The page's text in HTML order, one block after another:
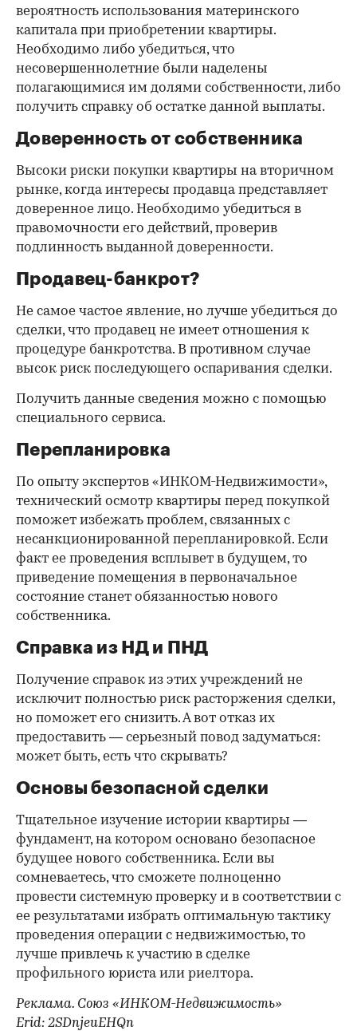
вероятность использования материнского
капитала при приобретении квартиры.
Необходимо либо убедиться, что
несовершеннолетние были наделены
полагающимися им долями собственности, либо
получить справку об остатке данной выплаты.
Доверенность от собственника
Высоки риски покупки квартиры на вторичном
рынке, когда интересы продавца представляет
доверенное лицо. Необходимо убедиться в
правомочности его действий, проверив
подлинность выданной доверенности.
Продавец-банкрот?
Не самое частое явление, но лучше убедиться до
сделки, что продавец не имеет отношения к
процедуре банкротства. В противном случае
высок риск последующего оспаривания сделки.
Получить данные сведения можно с помощью
специального сервиса.
Перепланировка
По опыту экспертов «ИНКОМ-Недвижимости»,
технический осмотр квартиры перед покупкой
поможет избежать проблем, связанных с
несанкционированной перепланировкой. Если
факт ее проведения всплывет в будущем, то
приведение помещения в первоначальное
состояние станет обязанностью нового
собственника.
Справка из НД и ПНД
Получение справок из этих учреждений не
исключит полностью риск расторжения сделки,
но поможет его снизить. А вот отказ их
предоставить — серьезный повод задуматься:
может быть, есть что скрывать?
Основы безопасной сделки
Тщательное изучение истории квартиры —
фундамент, на котором основано безопасное
будущее нового собственника. Если вы
сомневаетесь, что сможете полноценно
провести системную проверку и в соответствии с
ее результатами избрать оптимальную тактику
проведения операции с недвижимостью, то
лучше привлечь к участию в сделке
профильного юриста или риелтора.
Реклама. Союз «ИНКОМ-Недвижимость»
Erid: 2SDnjeuEHQn